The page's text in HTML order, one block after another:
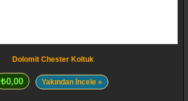
Dolomit Chester Koltuk
₺0,00 Yakından İncele »